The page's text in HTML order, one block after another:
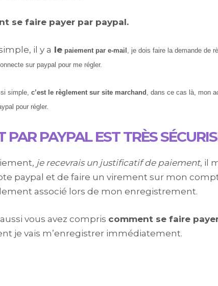
se faire payer par paypal.
il y a le paiement par e-mail
, je dois faire la demande de
sur paypal pour me régler.
simple, c’est le règlement sur site marchand
, dans ce cas là, mon
pour régler.
PAR PAYPAL EST TRÈS
je recevrais un justificatif de paiement, il
paypal et de faire un virement sur mon
associé lors de mon enregistrement.
vous avez compris comment se faire
je vais m’enregistrer immédiatement.